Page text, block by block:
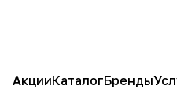
АкцииКаталогБренды